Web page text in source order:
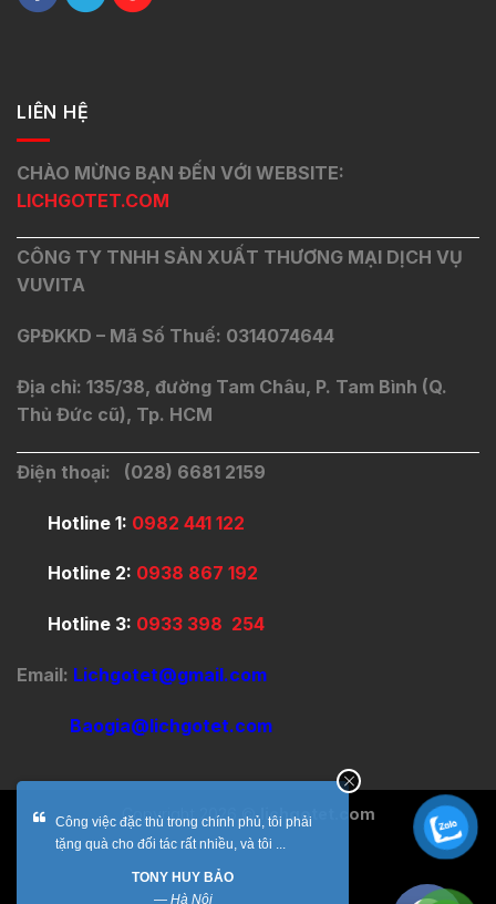
LIÊN HỆ
CHÀO MỪNG BẠN ĐẾN VỚI WEBSITE:
LICHGOTET.COM
CÔNG TY TNHH SẢN XUẤT THƯƠNG MẠI DỊCH VỤ
VUVITA
GPĐKKD – Mã Số Thuế: 0314074644
Địa chỉ: 135/38, đường Tam Châu, P. Tam Bình (Q.
Thủ Đức cũ), Tp. HCM
Điện thoại: (028) 6681 2159
Hotline 1: 0982 441 122
Hotline 2: 0938 867 192
Hotline 3: 0933 398 254
Email: Lichgotet@gmail.com
Baogia@lichgotet.com
Copyright 2026 © lichgotet.com
Công việc đặc thù trong chính phủ, tôi phải
tặng quà cho đối tác rất nhiều, và tôi ...
TONY HUY BẢO
— Hà Nội